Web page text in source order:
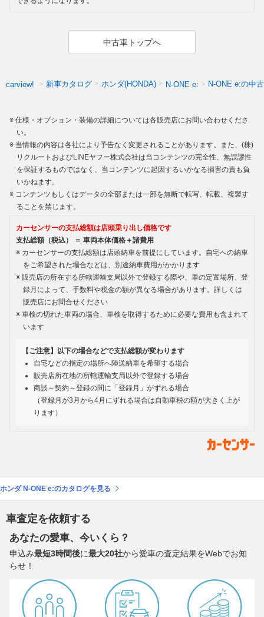
中古車トップへ
carview! 新車カタログ ホンダ(HONDA) N-ONE e: N-ONE e:の中
仕様・オプション・装備の詳細については各販売店にお問い合わせくださ
い。
当情報の内容は各社により予告なく変更されることがあります。また、(株)
リクルートおよびLINEヤフー株式会社は当コンテンツの完全性、無誤謬性
を保証するものではなく、当コンテンツに起因するいかなる損害の責も負
いかねます。
コンテンツもしくはデータの全部または一部を無断で転写、転載、複製す
ることを禁じます。
カーセンサーの支払総額は店頭乗り出し価格です
支払総額（税込） ＝ 車両本体価格＋諸費用
カーセンサーの支払総額は店頭納車を前提にしています。自宅への納車
をご希望された場合などは、別途納車費用がかかります
販売店の所在する所轄運輸支局以外で登録する際や、車の定置場所、登
録月によって、手数料や税金の額が異なる場合があります。詳しくは
販売店にお問合せください
車検の切れた車両の場合、車検を取得するために必要な費用も含まれて
います
【ご注意】以下の場合などで支払総額が変わります
自宅などの指定の場所へ陸送納車を希望する場合
販売店所在地の所轄運輸支局以外で登録する場合
商談～契約～登録の間に「登録月」がずれる場合
（登録月が3月から4月にずれる場合は自動車税の額が大きく上が
ります）
ホンダ N-ONE e:のカタログを見る
車査定を依頼する
あなたの愛車、今いくら？
申込み最短3時間後に最大20社から愛車の査定結果をWebでお知
らせ！